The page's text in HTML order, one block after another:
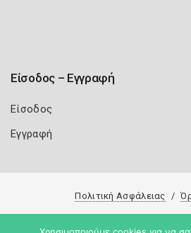
Είσοδος – Εγγραφή
Είσοδος
Εγγραφή
Πολιτική Ασφάλειας
Copyright 2026